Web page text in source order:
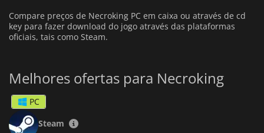
Compare preços de Necroking PC em caixa ou através de cd
key para fazer download do jogo através das plataformas
oficiais, tais como Steam.
Melhores ofertas para Necroking
PC
Steam